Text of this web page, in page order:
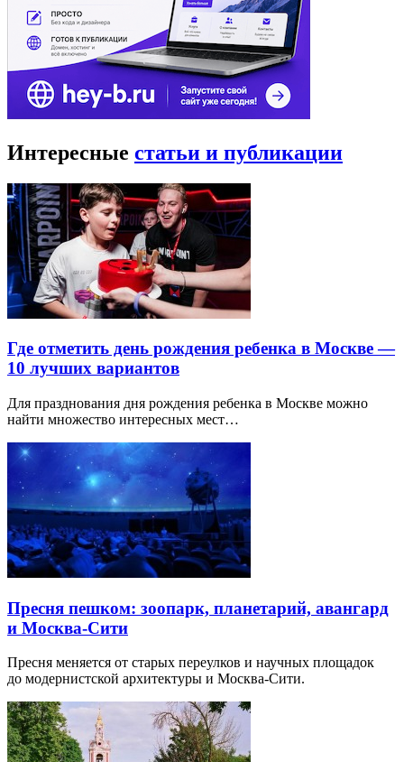
Интересные статьи и публикации
Где отметить день рождения ребенка в Москве —
10 лучших вариантов
Для празднования дня рождения ребенка в Москве можно
найти множество интересных мест…
Пресня пешком: зоопарк, планетарий, авангард
и Москва-Сити
Пресня меняется от старых переулков и научных площадок
до модернистской архитектуры и Москва-Сити.